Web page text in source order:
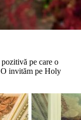
pe care o
O invităm pe Holy